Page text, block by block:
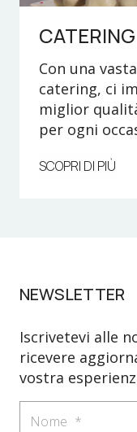
CATERING
Con una
catering, ci
miglior
per ogni
SCOPRI DI PIÙ
NEWSLETTER
Iscrivetevi alle
ricevere
vostra